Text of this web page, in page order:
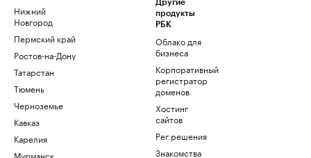
Нижний
Новгород
Пермский край
Ростов-на-Дону
Татарстан
Тюмень
Черноземье
Кавказ
Карелия
Мурманск
Другие
продукты
РБК
Облако для
бизнеса
Корпоративный
регистратор
доменов
Хостинг
сайтов
Рег.решения
Знакомства